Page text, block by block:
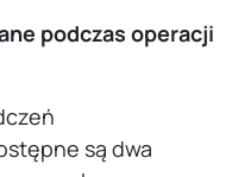
podczas operacji
są dwa